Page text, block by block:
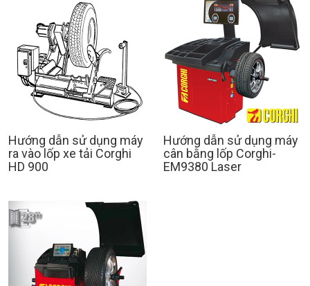
Hướng dẫn sử dụng máy
ra vào lốp xe tải Corghi
HD 900
Hướng dẫn sử dụng máy
cân bằng lốp Corghi-
EM9380 Laser